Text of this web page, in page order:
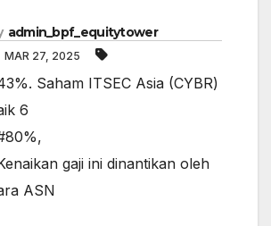
admin_bpf_equitytower
MAR 27, 2025
Saham ITSEC Asia (CYBR)
6
,
gaji ini dinantikan oleh
ASN